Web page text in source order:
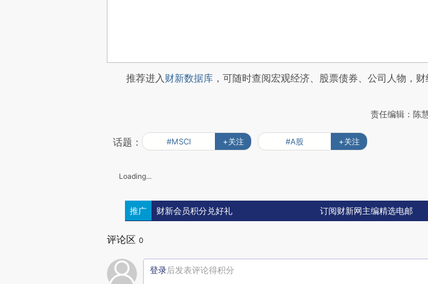
推荐进入财新数据库 ，可随时查阅宏观经济、股票债券、公司人物，财
责任编辑：陈
话题： #MSCI +关注 #A股 +关注
Loading...
推广 财新会员积分兑好礼 订阅财新网主编精选电邮
评论区 0
登录后发表评论得积分